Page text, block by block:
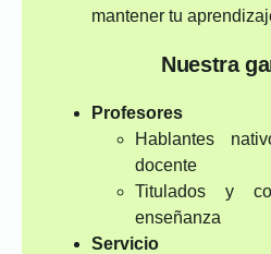
mantener tu
Nuestra
Profesores
Hablantes
docente
Titulados y
enseñanza
Servicio